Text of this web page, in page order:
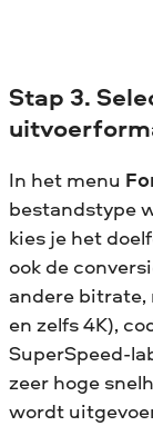
Stap 3.
In het menu
bestandstype
kies je het
ook de
andere bitrate,
en zelfs 4K),
SuperSpeed-
zeer hoge
wordt